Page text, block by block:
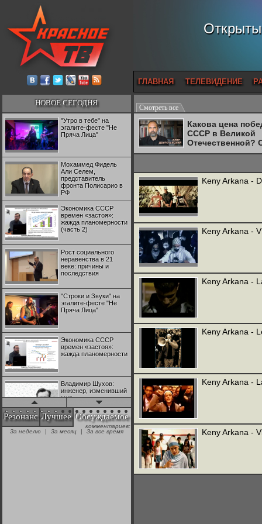
ГЛАВНАЯ ТЕЛЕВИДЕНИЕ
НОВОЕ СЕГОДНЯ
"Утро в тебе" на
эгалите-фесте "Не
Пряча Лица"
Мохаммед Фидель
Али Селем,
представитель
фронта Полисарио в
РФ
Экономика СССР
времен «застоя»:
жажда планомерности
(часть 2)
Рост социального
неравенства в 21
веке: причины и
последствия
"Строки и Звуки" на
эгалите-фесте "Не
Пряча Лица"
Экономика СССР
времен «застоя»:
жажда планомерности
Владимир Шухов:
инженер, изменивший
мир
"Аркадий Коц" на
эгалите-фесте "Не
Резонанс Лучшее Обсуждаемое
комментариев:
За неделю
| За месяц | За все время
Смотреть все
Какова цена
СССР в Великой
Отечественной?
Двуреченский о
Keny Arkana -
Keny Arkana -
Keny Arkana -
Keny Arkana -
Keny Arkana -
Keny Arkana -